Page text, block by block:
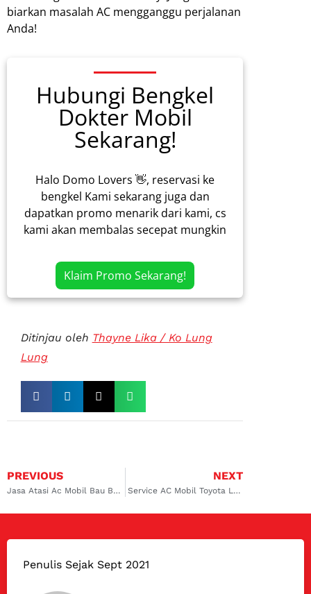
biarkan masalah AC mengganggu perjalanan
Anda!
Hubungi Bengkel
Dokter Mobil
Sekarang!
Halo Domo Lovers 👋, reservasi ke
bengkel Kami sekarang juga dan
dapatkan promo menarik dari kami, cs
kami akan membalas secepat mungkin
Klaim Promo Sekarang!
Ditinjau oleh Thayne Lika / Ko Lung
Lung
PREVIOUS
Jasa Atasi Ac Mobil Bau Bandung Dokter Mobil! Buat Jadi Segar Kembali!
NEXT
Service AC Mobil Toyota Lembang dari Dokter Mobil! Bau Aneh Mobil Jadi Hilang Permanen!
Penulis Sejak Sept 2021